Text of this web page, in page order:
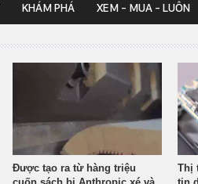
KHÁM PHÁ XEM - MUA - LUÔN
Được tạo ra từ hàng triệu
Thị